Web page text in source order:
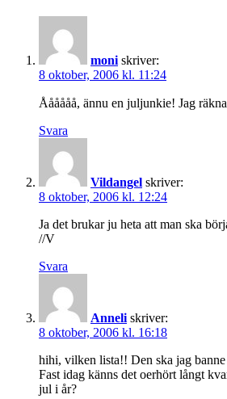
moni skriver:
8 oktober, 2006 kl. 11:24
Åååååå, ännu en juljunkie! Jag
Svara
Vildangel skriver:
8 oktober, 2006 kl. 12:24
Ja det brukar ju heta att man ska
//V
Svara
Anneli skriver:
8 oktober, 2006 kl. 16:18
hihi, vilken lista!! Den ska jag
Fast idag känns det oerhört långt
jul i år?